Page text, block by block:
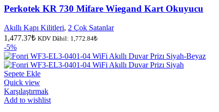
Perkotek KR 730 Mifare Wiegand Kart Okuyucu
Akıllı Kapı Kilitleri, 2 Çok Satanlar
1,477.37₺ KDV Dâhil: 1,772.84₺
-5%
Sepete Ekle
Quick view
Karşılaştırmak
Add to wishlist